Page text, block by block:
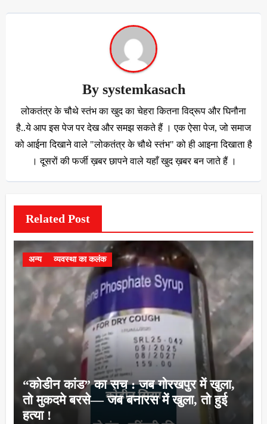
By systemkasach
लोकतंत्र के चौथे स्तंभ का खुद का चेहरा कितना विद्रूप और घिनौना
है..ये आप इस पेज पर देख और समझ सकते हैं । एक ऐसा पेज, जो समाज
को आईना दिखाने वाले "लोकतंत्र के चौथे स्तंभ" को ही आइना दिखाता है
। दूसरों की फर्जी ख़बर छापने वाले यहाँ खुद ख़बर बन जाते हैं ।
Related Post
अन्य व्यवस्था का कलंक
“कोडीन कांड” का सच : जब गोरखपुर में खुला,
तो मुकदमे बरसे— जब बनारस में खुला, तो हुई
हत्या !